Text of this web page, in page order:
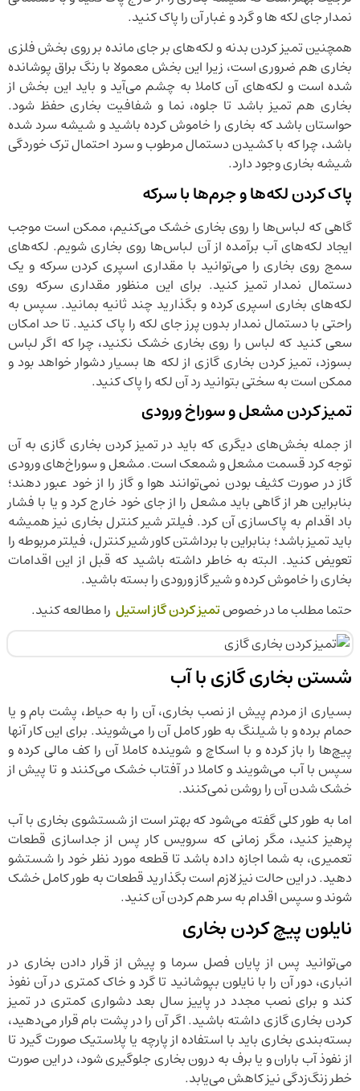
نمدار جای لکه ها و گرد و غبار آن را پاک کنید.
همچنین تمیز کردن بدنه و لکه‌های بر جای مانده بر روی بخش فلزی
بخاری هم ضروری است، زیرا این بخش معمولا با رنگ براق پوشانده
شده است و لکه‌های آن کاملا به چشم می‌آید و باید این بخش از
بخاری هم تمیز باشد تا جلوه، نما و شفافیت بخاری حفظ شود.
حواستان باشد که بخاری را خاموش کرده باشید و شیشه سرد شده
باشد، چرا که با کشیدن دستمال مرطوب و سرد احتمال ترک خوردگی
شیشه بخاری وجود دارد.
پاک کردن لکه‌ها و جرم‌ها با سرکه
گاهی که لباس‌ها را روی بخاری خشک می‌کنیم، ممکن است موجب
ایجاد لکه‌های آب برآمده از آن لباس‌ها روی بخاری شویم. لکه‌های
سمج روی بخاری را می‌توانید با مقداری اسپری کردن سرکه و یک
دستمال نمدار تمیز کنید. برای این منظور مقداری سرکه روی
لکه‌های بخاری اسپری کرده و بگذارید چند ثانیه بمانید. سپس به
راحتی با دستمال نمدار بدون پرز جای لکه را پاک کنید. تا حد امکان
سعی کنید که لباس را روی بخاری خشک نکنید، چرا که اگر لباس
بسوزد، تمیز کردن بخاری گازی از لکه ها بسیار دشوار خواهد بود و
ممکن است به سختی بتوانید رد آن لکه را پاک کنید.
تمیز کردن مشعل و سوراخ ورودی
از جمله بخش‌های دیگری که باید در تمیز کردن بخاری گازی به آن
توجه کرد قسمت مشعل و شمعک است. مشعل و سوراخ‌های ورودی
گاز در صورت کثیف بودن نمی‌توانند هوا و گاز را از خود عبور دهند؛
بنابراین هر از گاهی باید مشعل را از جای خود خارج کرد و یا با فشار
باد اقدام به پاک‌سازی آن کرد. فیلتر شیر کنترل بخاری نیز همیشه
باید تمیز باشد؛ بنابراین با برداشتن کاور شیر کنترل، فیلتر مربوطه را
تعویض کنید. البته به خاطر داشته باشید که قبل از این اقدامات
بخاری را خاموش کرده و شیر گاز ورودی را بسته باشید.
حتما مطلب ما در خصوصتميز كردن گاز استيل را مطالعه کنید.
شستن بخاری گازی با آب
بسیاری از مردم پیش از نصب بخاری، آن را به حیاط، پشت بام و یا
حمام برده و با شیلنگ به طور کامل آن را می‌شویند. برای این کار آنها
پیچ‌ها را باز کرده و با اسکاچ و شوینده کاملا آن را کف مالی کرده و
سپس با آب می‌شویند و کاملا در آفتاب خشک می‌کنند و تا پیش از
خشک شدن آن را روشن نمی‌کنند.
اما به طور کلی گفته می‌شود که بهتر است از شستشوی بخاری با آب
پرهیز کنید، مگر زمانی که سرویس کار پس از جداسازی قطعات
تعمیری، به شما اجازه داده باشد تا قطعه مورد نظر خود را شستشو
دهید. در این حالت نیز لازم است بگذارید قطعات به طور کامل خشک
شوند و سپس اقدام به سر هم کردن آن کنید.
نایلون پیچ کردن بخاری
می‌توانید پس از پایان فصل سرما و پیش از قرار دادن بخاری در
انباری، دور آن را با نایلون بپوشانید تا گرد و خاک کمتری در آن نفوذ
کند و برای نصب مجدد در پاییز سال بعد دشواری کمتری در تمیز
کردن بخاری گازی داشته باشید. اگر آن را در پشت بام قرار می‌دهید،
بسته‌بندی بخاری باید با استفاده از پارچه یا پلاستیک صورت گیرد تا
از نفوذ آب باران و یا برف به درون بخاری جلوگیری شود، در این صورت
خطر زنگ‌زدگی نیز کاهش می‌یابد.